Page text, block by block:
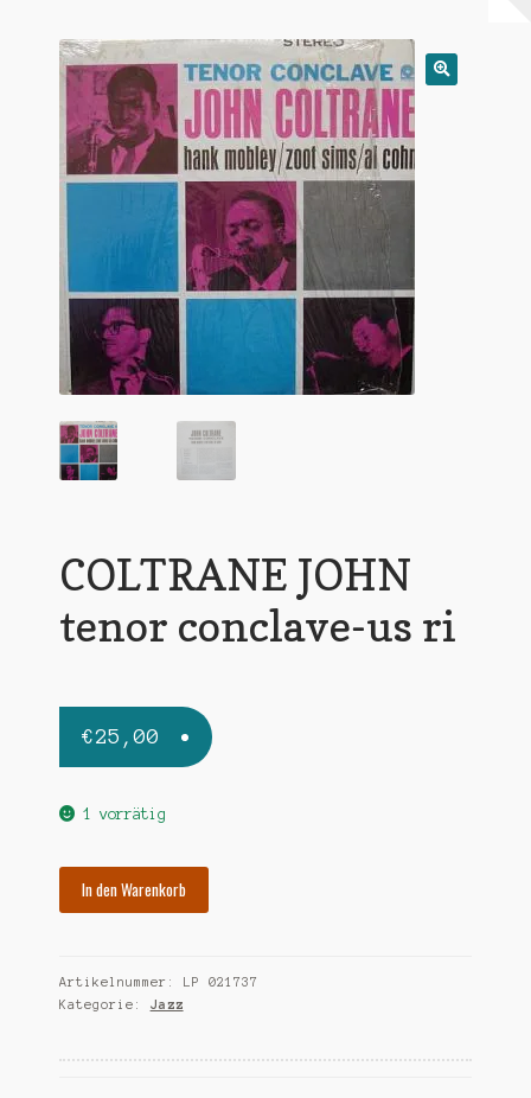
Warenkorb
COLTRANE JOHN
tenor conclave-us ri
€25,00
1 vorrätig
us
ri
In den Warenkorb
Artikelnummer: LP 021737
Kategorie: Jazz